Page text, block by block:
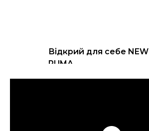
Відкрий для себе NEW
PUMA